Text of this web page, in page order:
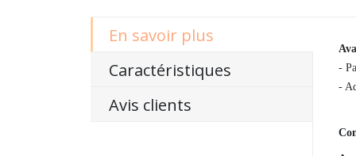
En savoir plus
Caractéristiques
Avis clients
-
-